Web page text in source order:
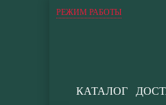
РЕЖИМ РАБОТЫ
КАТАЛОГ